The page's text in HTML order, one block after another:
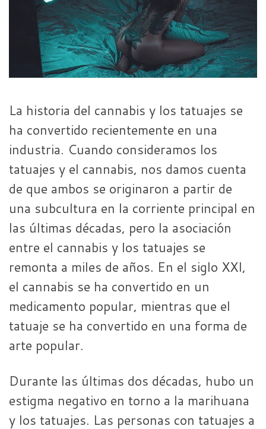
La historia del cannabis y los tatuajes se
ha convertido recientemente en una
industria. Cuando consideramos los
tatuajes y el cannabis, nos damos cuenta
de que ambos se originaron a partir de
una subcultura en la corriente principal en
las últimas décadas, pero la asociación
entre el cannabis y los tatuajes se
remonta a miles de años. En el siglo XXI,
el cannabis se ha convertido en un
medicamento popular, mientras que el
tatuaje se ha convertido en una forma de
arte popular.
Durante las últimas dos décadas, hubo un
estigma negativo en torno a la marihuana
y los tatuajes. Las personas con tatuajes a